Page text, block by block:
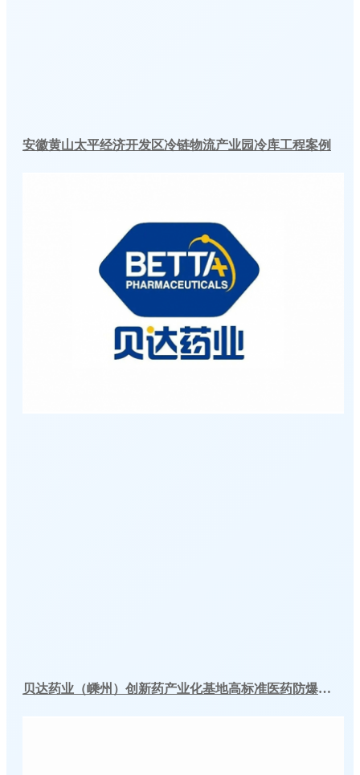
安徽黄山太平经济开发区冷链物流产业园冷库工程案例
贝达药业（嵊州）创新药产业化基地高标准医药防爆冷库建造工程案例